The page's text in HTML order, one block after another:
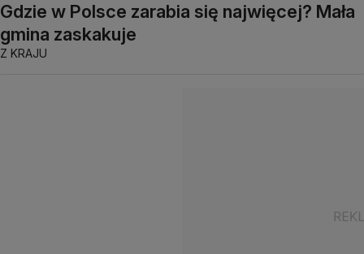
Gdzie w Polsce zarabia się najwięcej? Mała
gmina zaskakuje
Z KRAJU